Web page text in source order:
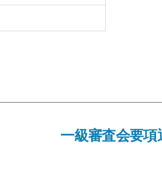
一級審査会要項